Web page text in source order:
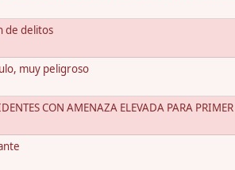
de delitos
muy peligroso
CON AMENAZA ELEVADA PARA